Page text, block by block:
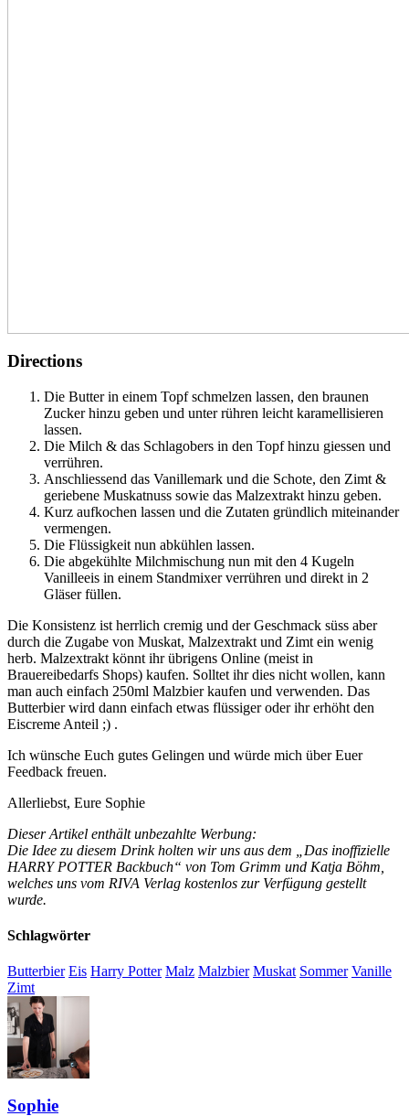
Directions
Die Butter in einem Topf schmelzen lassen, den braunen
Zucker hinzu geben und unter rühren leicht karamellisieren
lassen.
Die Milch & das Schlagobers in den Topf hinzu giessen und
verrühren.
Anschliessend das Vanillemark und die Schote, den Zimt &
geriebene Muskatnuss sowie das Malzextrakt hinzu geben.
Kurz aufkochen lassen und die Zutaten gründlich miteinander
vermengen.
Die Flüssigkeit nun abkühlen lassen.
Die abgekühlte Milchmischung nun mit den 4 Kugeln
Vanilleeis in einem Standmixer verrühren und direkt in 2
Gläser füllen.
Die Konsistenz ist herrlich cremig und der Geschmack süss aber
durch die Zugabe von Muskat, Malzextrakt und Zimt ein wenig
herb. Malzextrakt könnt ihr übrigens Online (meist in
Brauereibedarfs Shops) kaufen. Solltet ihr dies nicht wollen, kann
man auch einfach 250ml Malzbier kaufen und verwenden. Das
Butterbier wird dann einfach etwas flüssiger oder ihr erhöht den
Eiscreme Anteil ;) .
Ich wünsche Euch gutes Gelingen und würde mich über Euer
Feedback freuen.
Allerliebst, Eure Sophie
Dieser Artikel enthält unbezahlte Werbung:
Die Idee zu diesem Drink holten wir uns aus dem „Das inoffizielle
HARRY POTTER Backbuch“ von Tom Grimm und Katja Böhm,
welches uns vom RIVA Verlag kostenlos zur Verfügung gestellt
wurde.
Schlagwörter
Butterbier Eis Harry Potter Malz Malzbier Muskat Sommer Vanille
Zimt
Sophie